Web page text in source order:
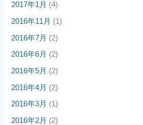
2017年1月 (4)
2016年11月 (1)
2016年7月 (2)
2016年6月 (2)
2016年5月 (2)
2016年4月 (2)
2016年3月 (1)
2016年2月 (2)